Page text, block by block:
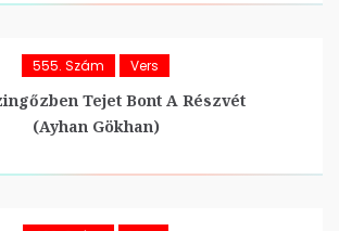
555. Szám Vers
Tejet Bont A Részvét
(Ayhan Gökhan)